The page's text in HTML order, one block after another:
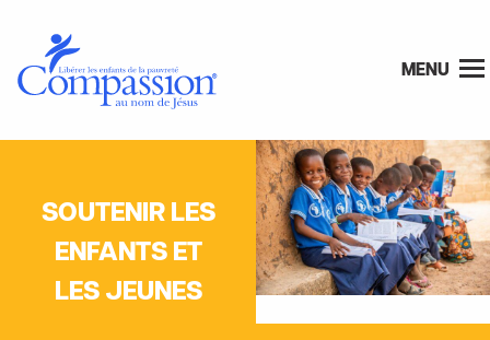
MENU
SOUTENIR LES
ENFANTS ET
LES JEUNES